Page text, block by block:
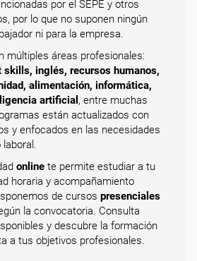
por el SEPE y otros
por lo que no suponen ningún
ni para la empresa.
múltiples áreas profesionales:
skills, inglés, recursos humanos,
alimentación, informática,
artificial , entre muchas
están actualizados con
y enfocados en las necesidades
online te permite estudiar a tu
horaria y acompañamiento
de cursos presenciales
la convocatoria. Consulta
y descubre la formación
a tus objetivos profesionales.